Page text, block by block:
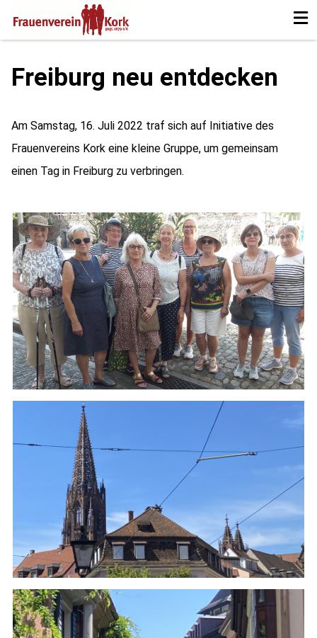
Skip
content
Startseite
Aktuelles
Über uns
Veranstaltungen
Galerie
Mitgliedschaft
Vorstand
Freiburg neu entdecken
Am Samstag, 16. Juli 2022 traf sich auf Initiative des
Frauenvereins Kork eine kleine Gruppe, um gemeinsam
einen Tag in Freiburg zu verbringen.